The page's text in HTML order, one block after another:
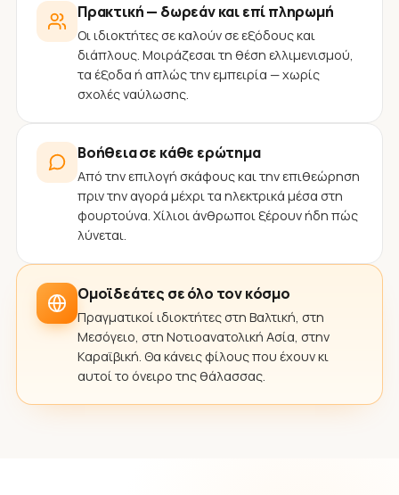
Πρακτική — δωρεάν και επί πληρωμή
Οι ιδιοκτήτες σε καλούν σε εξόδους και
διάπλους. Μοιράζεσαι τη θέση ελλιμενισμού,
τα έξοδα ή απλώς την εμπειρία — χωρίς
σχολές ναύλωσης.
Βοήθεια σε κάθε ερώτημα
Από την επιλογή σκάφους και την επιθεώρηση
πριν την αγορά μέχρι τα ηλεκτρικά μέσα στη
φουρτούνα. Χίλιοι άνθρωποι ξέρουν ήδη πώς
λύνεται.
Ομοϊδεάτες σε όλο τον κόσμο
Πραγματικοί ιδιοκτήτες στη Βαλτική, στη
Μεσόγειο, στη Νοτιοανατολική Ασία, στην
Καραϊβική. Θα κάνεις φίλους που έχουν κι
αυτοί το όνειρο της θάλασσας.